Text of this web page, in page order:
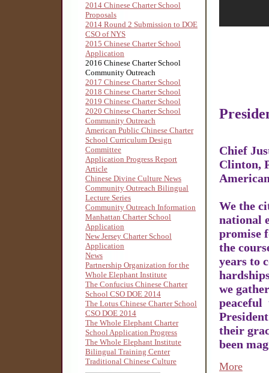
2014 Chinese Charter School
Proposals
2014 Round 2 Submission to DOE
CSO of NYS
2015 Chinese Charter School
Application
2016 Chinese Charter School
Community Outreach
2017 Chinese Charter School
2018 Chinese Charter School
2019 Chinese Charter School
2020 Chinese Charter School
Community Outreach
American Public Chinese Charter
School Curriculum Design
Committee
Application Progress Report
Article
Chinese Divine Culture News
Community Outreach Bilingual
Lecture Series
Community Outreach Information
Manhattan Charter School
Application
New Jersey Charter School
Application
News
Partnership Organization for the
Whole Elephant Institute
The Confucius Chinese Charter
School CSO DOE 2014
The Lotus Chinese Charter School
CSO DOE 2014
The Whole Elephant Charter
School Application Progress
The Whole Elephant Institute
Bilingual Training Center
Traditional Chinese Culture
Chief
Clinton,
We the
national
promise
the
years to
we
peaceful
their
been
More